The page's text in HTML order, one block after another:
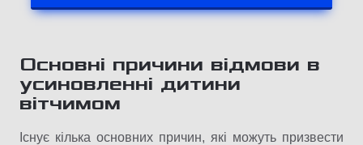
Основні причини відмови в
усиновленні дитини
вітчимом
Існує кілька основних причин, які можуть призвести